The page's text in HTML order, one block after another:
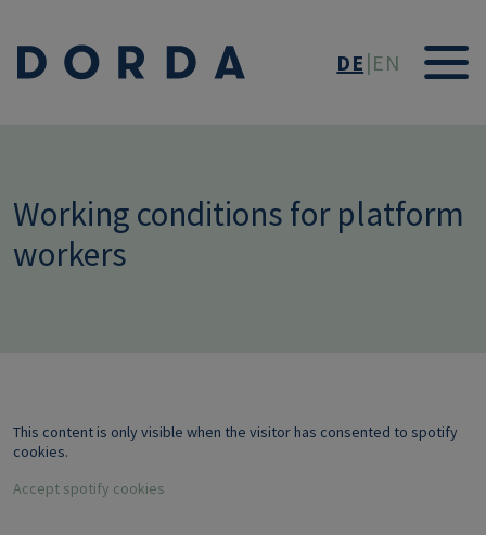
DE EN
Working conditions for platform
workers
This content is only visible when the visitor has consented to spotify
cookies.
Accept spotify cookies